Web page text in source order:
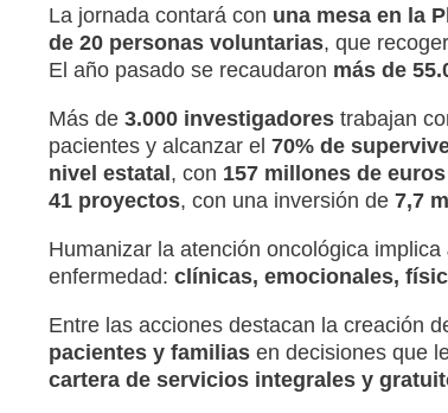
La jornada contará con una mesa en la
de 20 personas voluntarias, que
El año pasado se recaudaron más de
Más de 3.000 investigadorestrabajan
pacientes y alcanzar el 70% de
nivel estatal, con 157 millones de euros
41 proyectos, con una inversión de 7,7
Humanizar la atención oncológica implica
enfermedad: clínicas, emocionales,
Entre las acciones destacan la creación
pacientes y familiasen decisiones que
cartera de servicios integrales y